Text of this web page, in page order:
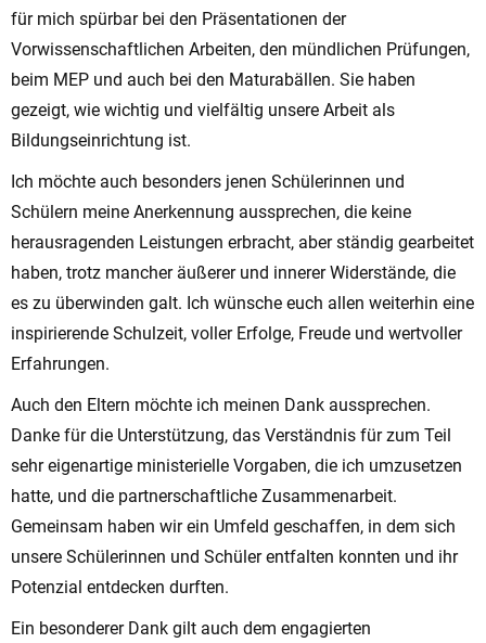
für mich spürbar bei den Präsentationen der
Vorwissenschaftlichen Arbeiten, den mündlichen Prüfungen,
beim MEP und auch bei den Maturabällen. Sie haben
gezeigt, wie wichtig und vielfältig unsere Arbeit als
Bildungseinrichtung ist.
Ich möchte auch besonders jenen Schülerinnen und
Schülern meine Anerkennung aussprechen, die keine
herausragenden Leistungen erbracht, aber ständig gearbeitet
haben, trotz mancher äußerer und innerer Widerstände, die
es zu überwinden galt. Ich wünsche euch allen weiterhin eine
inspirierende Schulzeit, voller Erfolge, Freude und wertvoller
Erfahrungen.
Auch den Eltern möchte ich meinen Dank aussprechen.
Danke für die Unterstützung, das Verständnis für zum Teil
sehr eigenartige ministerielle Vorgaben, die ich umzusetzen
hatte, und die partnerschaftliche Zusammenarbeit.
Gemeinsam haben wir ein Umfeld geschaffen, in dem sich
unsere Schülerinnen und Schüler entfalten konnten und ihr
Potenzial entdecken durften.
Ein besonderer Dank gilt auch dem engagierten